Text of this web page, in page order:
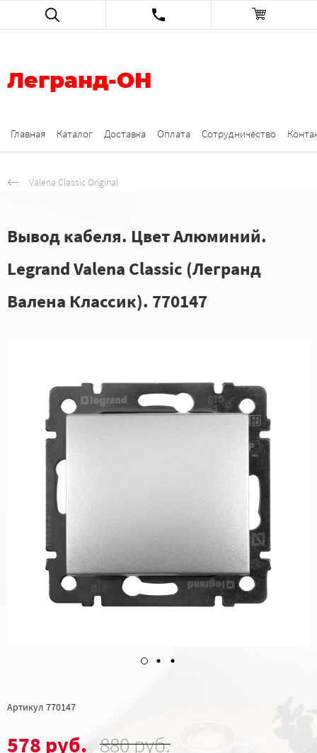
Легранд-ОН
Главная Каталог Доставка Оплата Сотрудничество
Valena Classic Original
Вывод кабеля. Цвет Алюминий.
Legrand Valena Classic (Легранд
Валена Классик). 770147
Артикул 770147
578 руб. 880 руб.